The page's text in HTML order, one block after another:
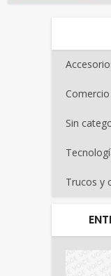
Sin
Trucos y